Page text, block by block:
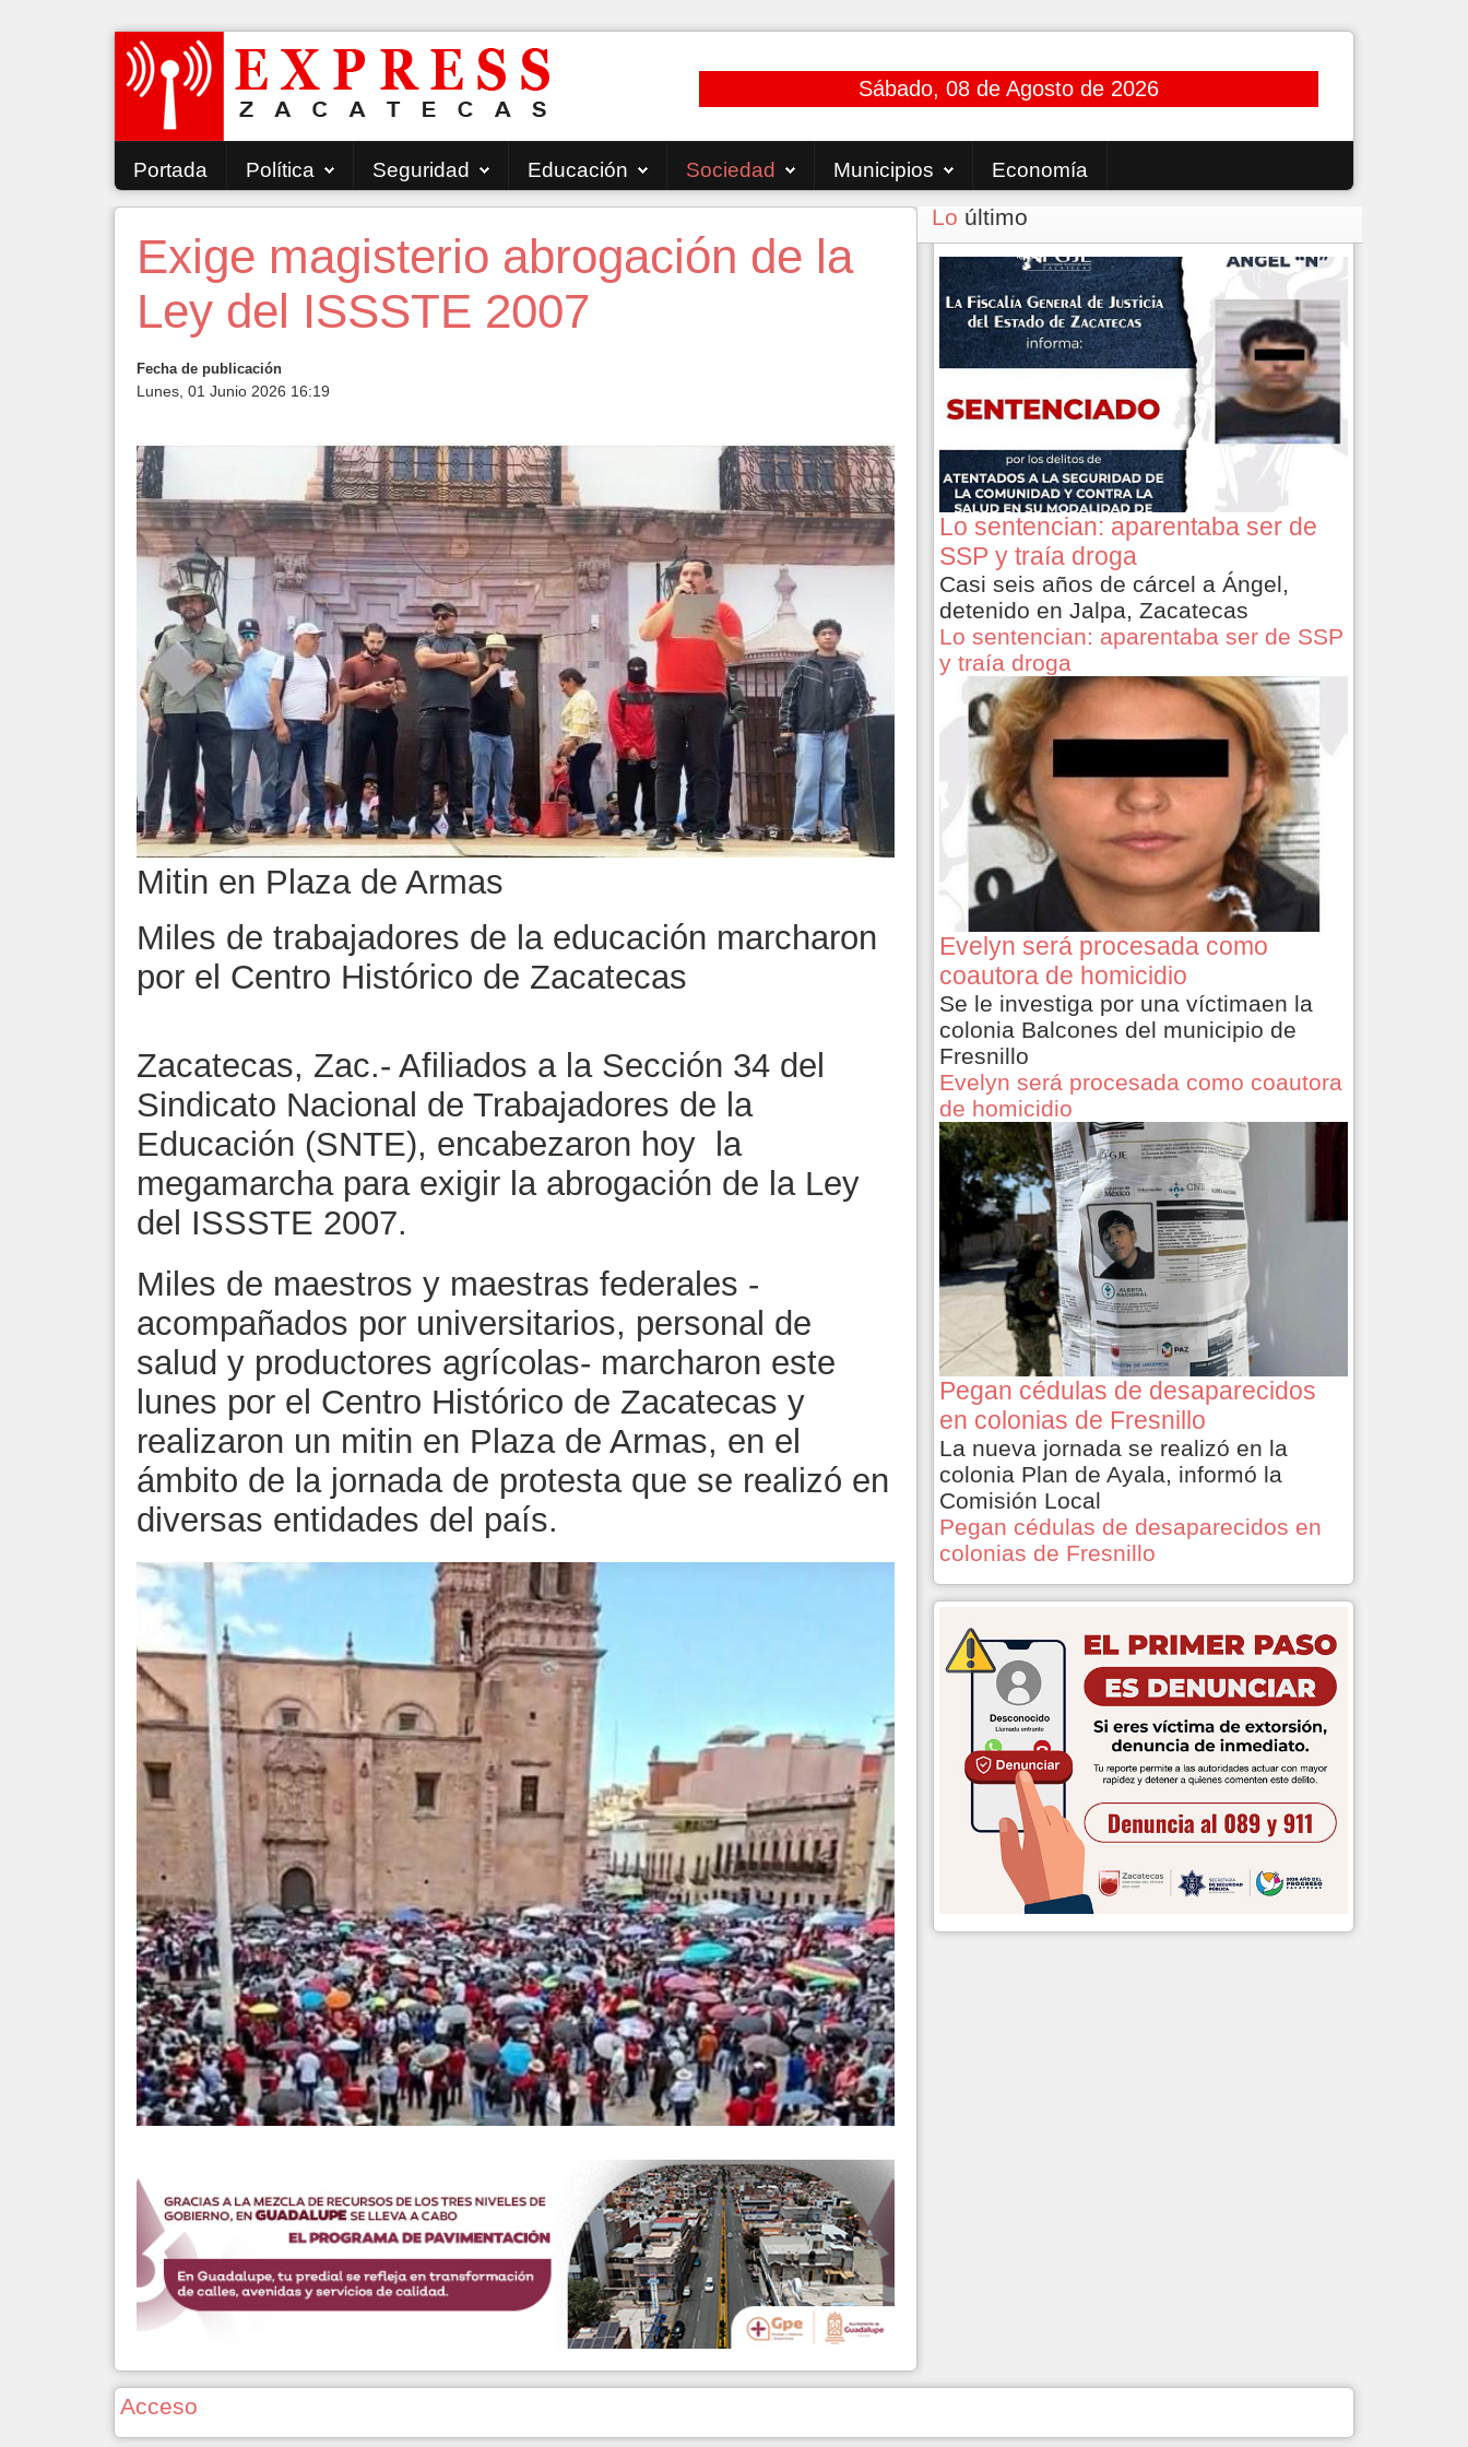
Sábado, 08 de Agosto de 2026
Portada Política Seguridad Educación Sociedad Municipios Economía
Exige magisterio abrogación de la
Ley del ISSSTE 2007
Fecha de publicación
Lunes, 01 Junio 2026 16:19
Mitin en Plaza de Armas
Miles de trabajadores de la educación marcharon
por el Centro Histórico de Zacatecas
Zacatecas, Zac.- Afiliados a la Sección 34 del
Sindicato Nacional de Trabajadores de la
Educación (SNTE), encabezaron hoy la
megamarcha para exigir la abrogación de la Ley
del ISSSTE 2007.
Miles de maestros y maestras federales -
acompañados por universitarios, personal de
salud y productores agrícolas- marcharon este
lunes por el Centro Histórico de Zacatecas y
realizaron un mitin en Plaza de Armas, en el
ámbito de la jornada de protesta que se realizó en
diversas entidades del país.
Lo último
Lo sentencian: aparentaba ser de
SSP y traía droga
Casi seis años de cárcel a Ángel,
detenido en Jalpa, Zacatecas
Lo sentencian: aparentaba ser de SSP
y traía droga
Evelyn será procesada como
coautora de homicidio
Se le investiga por una víctimaen la
colonia Balcones del municipio de
Fresnillo
Evelyn será procesada como coautora
de homicidio
Pegan cédulas de desaparecidos
en colonias de Fresnillo
La nueva jornada se realizó en la
colonia Plan de Ayala, informó la
Comisión Local
Pegan cédulas de desaparecidos en
colonias de Fresnillo
Acceso